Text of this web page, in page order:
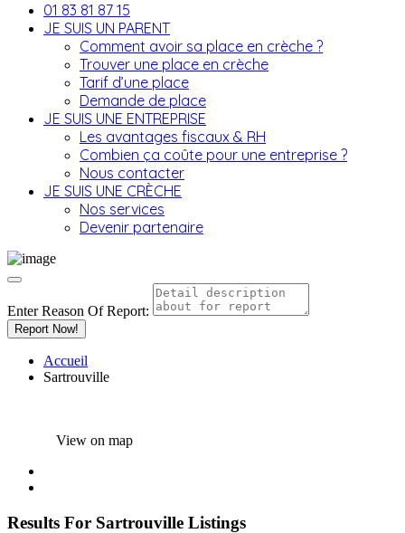
01 83 81 87 15
JE SUIS UN PARENT
Comment avoir sa place en crèche ?
Trouver une place en crèche
Tarif d’une place
Demande de place
JE SUIS UNE ENTREPRISE
Les avantages fiscaux & RH
Combien ça coûte pour une entreprise ?
Nous contacter
JE SUIS UNE CRÈCHE
Nos services
Devenir partenaire
Enter Reason Of Report:
Report Now!
Accueil
Sartrouville
View on map
Results For Sartrouville Listings